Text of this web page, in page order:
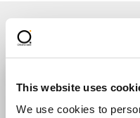
This website uses
We use cookies to
COMPILA IL
degli esperti al tuo